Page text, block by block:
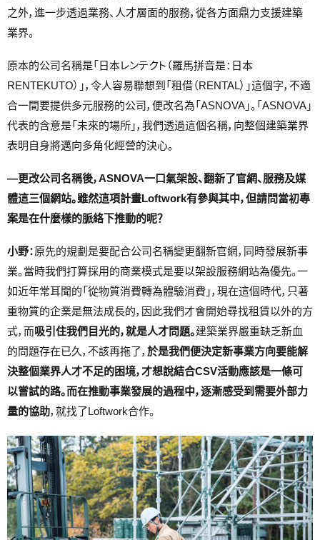
之外，進一步透過業務、人才層面的服務，從各方面鼎力支援建築
業界。
原本的公司名稱是「日本レンテクト（羅馬拼音是：日本
RENTEKUTO）」，令人容易聯想到「租借（RENTAL）」這個字，不適
合一間要提供多元服務的公司，便改名為「ASNOVA」。「ASNOVA」
代表的含意是「未來的場所」，我們透過這個名稱，向整個建築業界
表明自身將邁向多角化經營的決心。
―更改公司名稱後，ASNOVA一口氣架設、翻新了官網、服務及媒
體這三個網站。雖然這項計畫Loftwork有參與其中，但請問當初專
案是在什麼樣的脈絡下推動的呢？
小野：原先的規劃是要配合公司名稱變更翻新官網，同時發展新事
業。當時我們打算採用的商業模式是要以架設服務網站為優先。一
如近年常耳聞的「從物質消費轉為體驗消費」，現在這個時代，只著
重物質的企業是無法成長的，因此我們才會開始尋找租賃以外的方
式，而吸引住我們目光的，就是人才問題。建築業界嚴重缺乏新血
的問題存在已久，不該再拖了， 於是我們便決定新事業方向要能解
決整個業界人才不足的困境，才想說結合CSV活動應該是一條可
以嘗試的路。而在推動事業發展的過程中，逐漸感受到需要外部力
量的協助，就找了Loftwork合作。